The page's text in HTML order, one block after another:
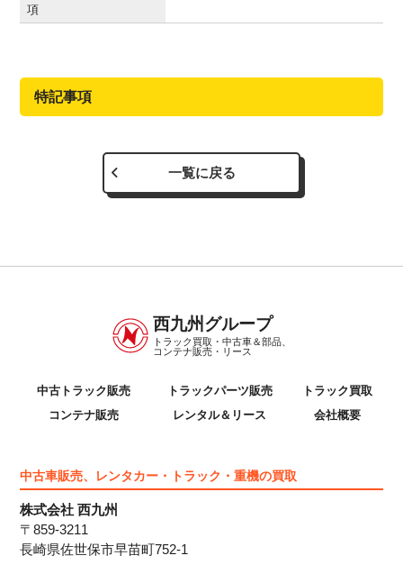
項
特記事項
一覧に戻る
西九州グループ
トラック買取・中古車＆部品、
コンテナ販売・リース
中古トラック販売 トラックパーツ販売
トラック買取
コンテナ販売
レンタル＆リース 会社概要
中古車販売、レンタカー・トラック・重機の買取
株式会社 西九州
〒859-3211
長崎県佐世保市早苗町752-1